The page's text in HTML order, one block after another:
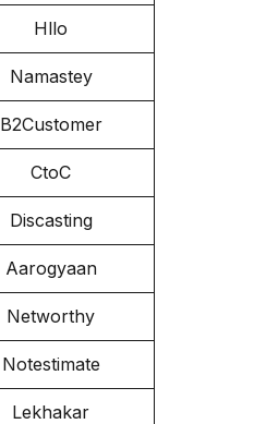
Hllo
Namastey
B2Customer
CtoC
Discasting
Aarogyaan
Networthy
Notestimate
Lekhakar